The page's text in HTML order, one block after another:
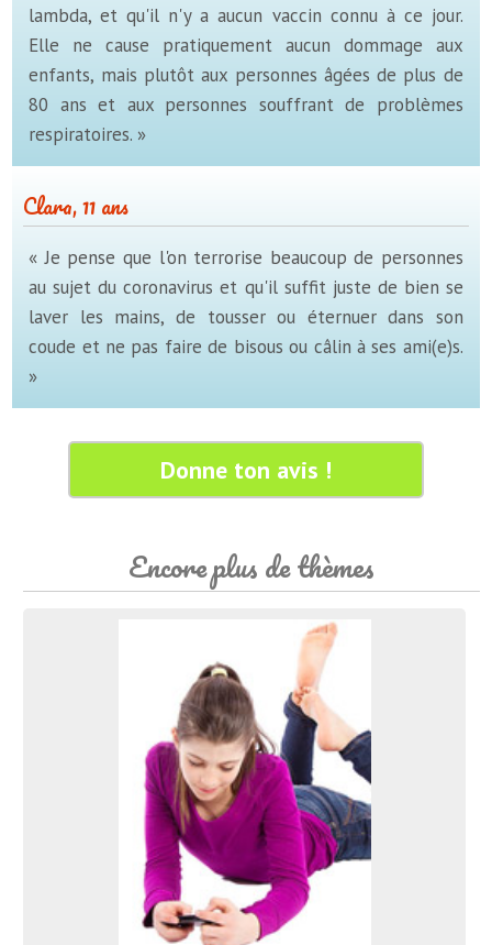
lambda, et qu'il n'y a aucun vaccin connu à ce jour.
Elle ne cause pratiquement aucun dommage aux
enfants, mais plutôt aux personnes âgées de plus de
80 ans et aux personnes souffrant de problèmes
respiratoires. »
Clara, 11 ans
« Je pense que l'on terrorise beaucoup de personnes
au sujet du coronavirus et qu'il suffit juste de bien se
laver les mains, de tousser ou éternuer dans son
coude et ne pas faire de bisous ou câlin à ses ami(e)s.
»
Donne ton avis !
Encore plus de thèmes